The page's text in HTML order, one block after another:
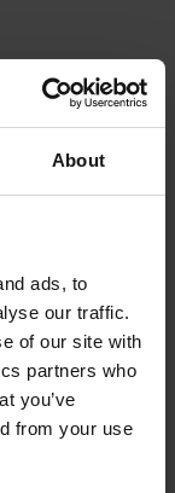
About
ads, to
our traffic.
of our site with
partners who
you’ve
from your use